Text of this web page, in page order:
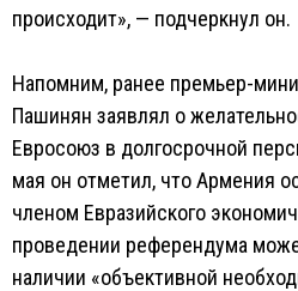
происходит», — подчеркнул он.
Напомним, ранее премьер-
Пашинян заявлял о
Евросоюз в долгосрочной
мая он отметил, что Армения
членом Евразийского
проведении референдума
наличии «объективной